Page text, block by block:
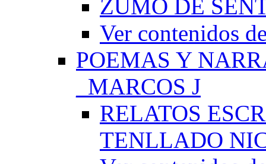
ZUMO DE
Ver contenidos
POEMAS Y
_MARCOS J
RELATOS
TENLLADO